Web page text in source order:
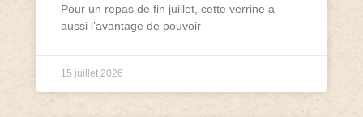
Pour un repas de fin juillet, cette verrine a
aussi l’avantage de pouvoir
15 juillet 2026